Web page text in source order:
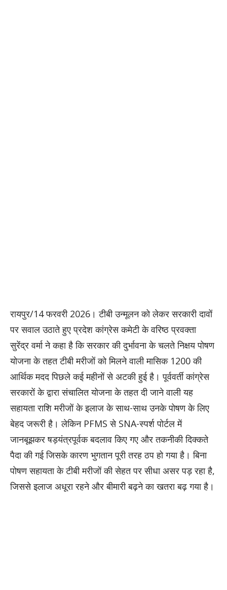
रायपुर/14 फरवरी 2026। टीबी उन्मूलन को लेकर सरकारी दावों
पर सवाल उठाते हुए प्रदेश कांग्रेस कमेटी के वरिष्ठ प्रवक्ता
सुरेंद्र वर्मा ने कहा है कि सरकार की दुर्भावना के चलते निक्षय पोषण
योजना के तहत टीबी मरीजों को मिलने वाली मासिक 1200 की
आर्थिक मदद पिछले कई महीनों से अटकी हुई है। पूर्ववर्ती कांग्रेस
सरकारों के द्वारा संचालित योजना के तहत दी जाने वाली यह
सहायता राशि मरीजों के इलाज के साथ-साथ उनके पोषण के लिए
बेहद जरूरी है। लेकिन PFMS से SNA-स्पर्श पोर्टल में
जानबूझकर षड़यंत्रपूर्वक बदलाव किए गए और तकनीकी दिक्कते
पैदा की गई जिसके कारण भुगतान पूरी तरह ठप हो गया है। बिना
पोषण सहायता के टीबी मरीजों की सेहत पर सीधा असर पड़ रहा है,
जिससे इलाज अधूरा रहने और बीमारी बढ़ने का खतरा बढ़ गया है।